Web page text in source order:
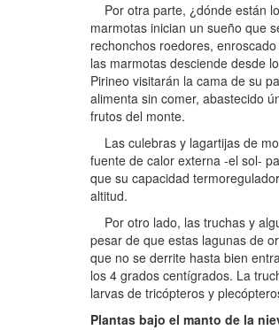
Por otra parte, ¿dónde están
marmotas inician un sueño que
rechonchos roedores,
las marmotas desciende desde
Pirineo visitarán la cama de su
alimenta sin comer, abastecido
frutos del monte.
Las culebras y lagartijas de
fuente de calor externa -el sol-
que su capacidad
altitud.
Por otro lado, las truchas y
pesar de que estas lagunas de
que no se derrite hasta bien
los 4 grados centígrados. La
larvas de tricópteros y
Plantas bajo el manto de la